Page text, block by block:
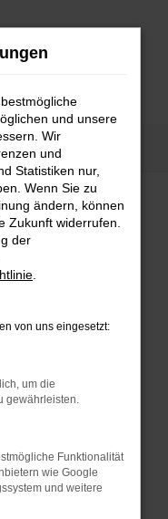
Sie eine große
Modellen.
dir helfen
und unsere
Wir
und
Statistiken nur,
Wenn Sie zu
ändern, können
Zukunft widerrufen.
der
von uns eingesetzt:
um die
gewährleisten.
Funktionalität
wie Google
und weitere